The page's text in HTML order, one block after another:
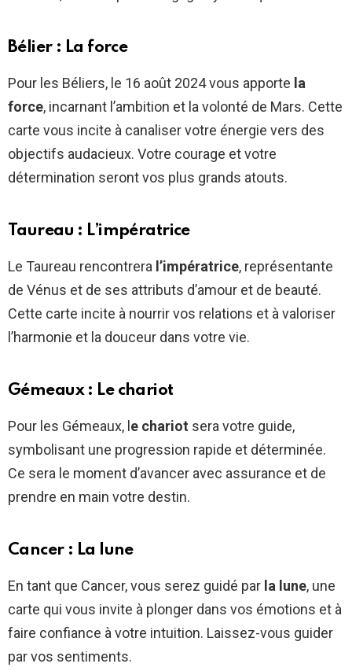
Bélier : La force
Pour les Béliers, le 16 août 2024 vous apporte la
force, incarnant l’ambition et la volonté de Mars. Cette
carte vous incite à canaliser votre énergie vers des
objectifs audacieux. Votre courage et votre
détermination seront vos plus grands atouts.
Taureau : L’impératrice
Le Taureau rencontrera l’impératrice, représentante
de Vénus et de ses attributs d’amour et de beauté.
Cette carte incite à nourrir vos relations et à valoriser
l’harmonie et la douceur dans votre vie.
Gémeaux : Le chariot
Pour les Gémeaux, l e chariot sera votre guide,
symbolisant une progression rapide et déterminée.
Ce sera le moment d’avancer avec assurance et de
prendre en main votre destin.
Cancer : La lune
En tant que Cancer, vous serez guidé par la lune, une
carte qui vous invite à plonger dans vos émotions et à
faire confiance à votre intuition. Laissez-vous guider
par vos sentiments.